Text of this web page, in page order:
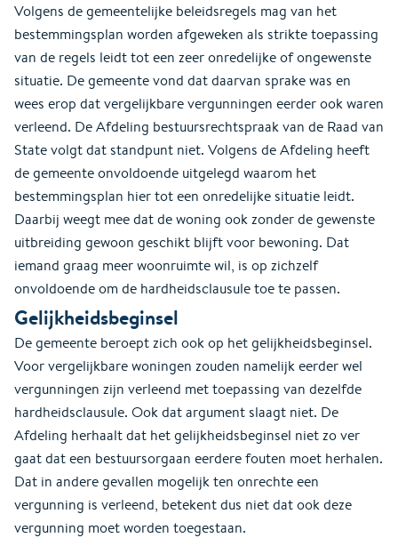
Volgens de gemeentelijke beleidsregels mag van het
bestemmingsplan worden afgeweken als strikte toepassing
van de regels leidt tot een zeer onredelijke of ongewenste
situatie. De gemeente vond dat daarvan sprake was en
wees erop dat vergelijkbare vergunningen eerder ook waren
verleend. De Afdeling bestuursrechtspraak van de Raad van
State volgt dat standpunt niet. Volgens de Afdeling heeft
de gemeente onvoldoende uitgelegd waarom het
bestemmingsplan hier tot een onredelijke situatie leidt.
Daarbij weegt mee dat de woning ook zonder de gewenste
uitbreiding gewoon geschikt blijft voor bewoning. Dat
iemand graag meer woonruimte wil, is op zichzelf
onvoldoende om de hardheidsclausule toe te passen.
Gelijkheidsbeginsel
De gemeente beroept zich ook op het gelijkheidsbeginsel.
Voor vergelijkbare woningen zouden namelijk eerder wel
vergunningen zijn verleend met toepassing van dezelfde
hardheidsclausule. Ook dat argument slaagt niet. De
Afdeling herhaalt dat het gelijkheidsbeginsel niet zo ver
gaat dat een bestuursorgaan eerdere fouten moet herhalen.
Dat in andere gevallen mogelijk ten onrechte een
vergunning is verleend, betekent dus niet dat ook deze
vergunning moet worden toegestaan.